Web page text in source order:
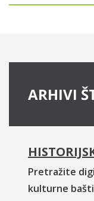
ARHIVI
Pretražite
kulturne